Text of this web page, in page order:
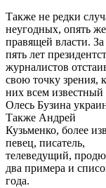
Также не редки
неугодных, опять
правящей власти. За
пять лет
журналистов
свою точку зрения,
них всем известный
Олесь Бузина
Также Андрей
Кузьменко, более
певец, писатель,
телеведущий,
два примера и
года.